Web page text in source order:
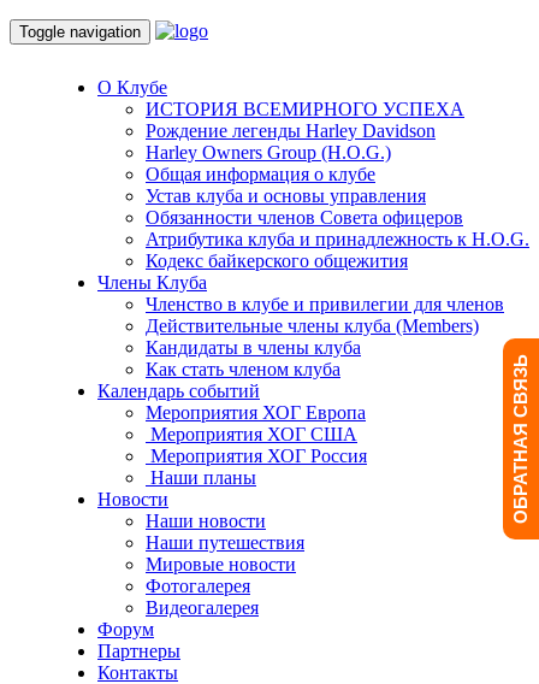
Toggle navigation
О Клубе
ИСТОРИЯ ВСЕМИРНОГО УСПЕХА
Рождение легенды Harley Davidson
Harley Owners Group (H.O.G.)
Общая информация о клубе
Устав клуба и основы управления
Обязанности членов Совета офицеров
Атрибутика клуба и принадлежность к H.O.G.
Кодекс байкерского общежития
Члены Клуба
Членство в клубе и привилегии для членов
Действительные члены клуба (Members)
Кандидаты в члены клуба
Как стать членом клуба
Календарь событий
Мероприятия ХОГ Европа
Мероприятия ХОГ США
Мероприятия ХОГ Россия
Наши планы
Новости
Наши новости
Наши путешествия
Мировые новости
Фотогалерея
Видеогалерея
Форум
Партнеры
Контакты
ОБРАТНАЯ СВЯЗЬ